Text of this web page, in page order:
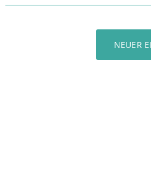
NEUER